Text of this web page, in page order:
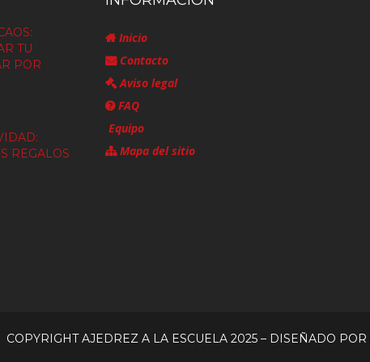
TU
POR
REGALOS
Inicio
Contacto
Aviso legal
FAQ
Equipo
Mapa del sitio
COPYRIGHT AJEDREZ A LA ESCUELA 2025 – DISEÑADO POR